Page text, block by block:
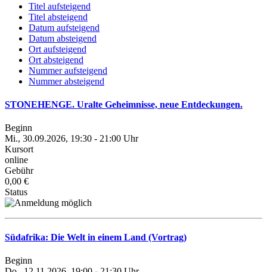
Titel aufsteigend
Titel absteigend
Datum aufsteigend
Datum absteigend
Ort aufsteigend
Ort absteigend
Nummer aufsteigend
Nummer absteigend
STONEHENGE. Uralte Geheimnisse, neue Entdeckungen.
Beginn
Mi., 30.09.2026, 19:30 - 21:00 Uhr
Kursort
online
Gebühr
0,00 €
Status
Südafrika: Die Welt in einem Land (Vortrag)
Beginn